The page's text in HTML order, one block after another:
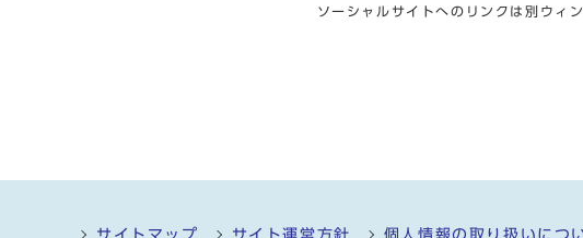
ソーシャルサイトへのリンクは別ウィ
サイトマップ サイト運営方針 個人情報の取り扱いにつ